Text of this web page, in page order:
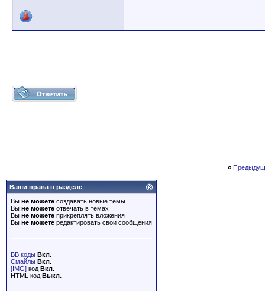
«
Ваши права в разделе
Вы не можете создавать новые темы
Вы не можете отвечать в темах
Вы не можете прикреплять вложения
Вы не можете редактировать свои сообщения
BB коды Вкл.
Смайлы Вкл.
[IMG] код Вкл.
HTML код Выкл.